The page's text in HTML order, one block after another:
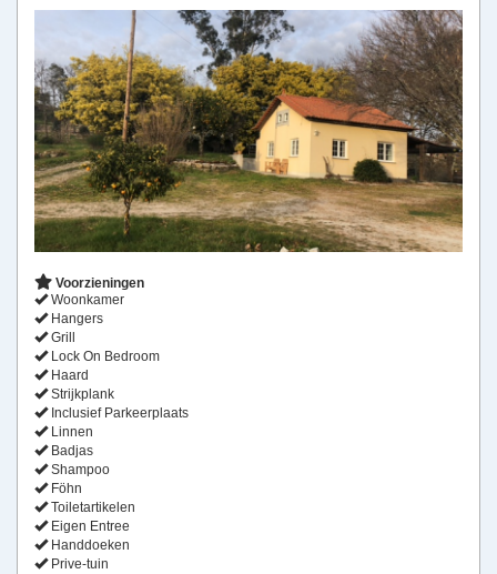
Voorzieningen
Woonkamer
Hangers
Grill
Lock On Bedroom
Haard
Strijkplank
Inclusief Parkeerplaats
Linnen
Badjas
Shampoo
Föhn
Toiletartikelen
Eigen Entree
Handdoeken
Prive-tuin